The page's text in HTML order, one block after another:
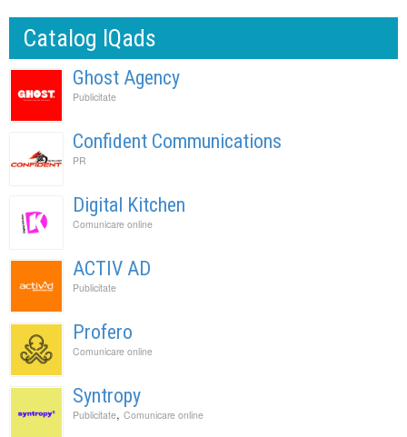
Catalog IQads
Ghost Agency
Publicitate
Confident Communications
PR
Digital Kitchen
Comunicare online
ACTIV AD
Publicitate
Profero
Comunicare online
Syntropy
Publicitate, Comunicare online